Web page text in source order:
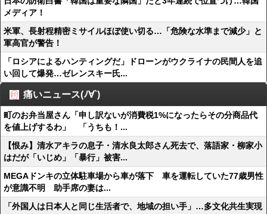
メディア！
米軍、長射程精密ミサイルほぼ使い切る…「危険な水準まで減少」と
軍高官が警告！
「ロシアによるハンティングだ」ドローンがウクライナの民間人を追
い回して爆発…ゼレンスキー氏...
痛いニュース(ﾉ∀`)
町のお弁当屋さん「申し訳ないが消費税1%になったらその分商品代
を値上げするわ」 「うちも！...
【恨み】清水アキラの息子・清水良太郎さん死去で、落語家・柳家小
はだが「いじめ」「暴行」被害...
MEGAドンキの立体駐車場から車が落下 車を運転していた77歳男性
が意識不明 助手席の妻は...
「外国人は日本人と同じ生活者で、地域の担い手」…多文化共生実現